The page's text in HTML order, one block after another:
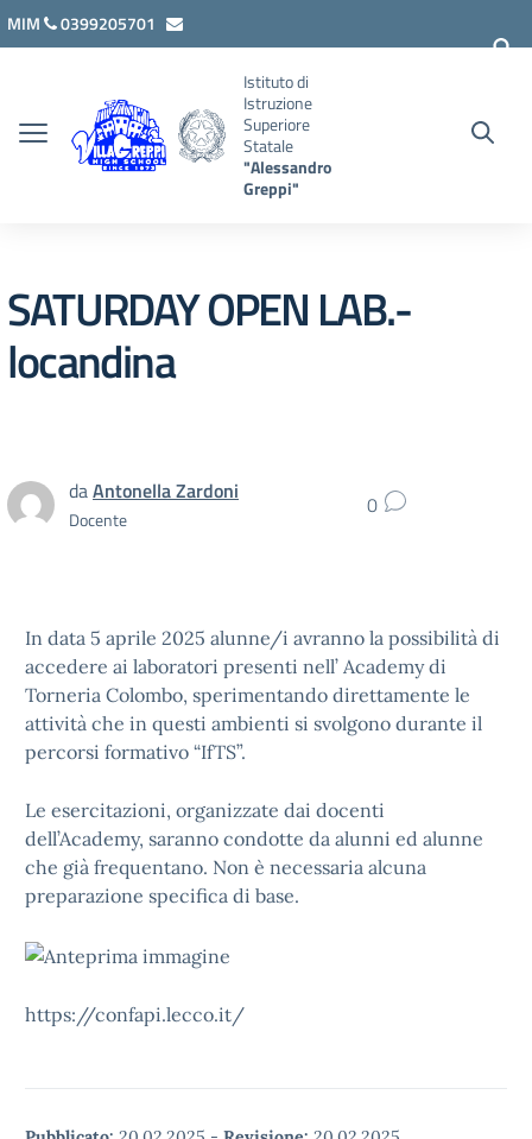
Vai ai contenuti
Vai al menu di navigazione
Vai al footer
MIM
0399205701
Istituto di
Istruzione
Superiore
Statale
"Alessandro
Greppi"
SATURDAY OPEN LAB.-
locandina
daAntonella Zardoni
Docente 0
In data 5 aprile 2025 alunne/i avranno la possibilità di
accedere ai laboratori presenti nell’ Academy di
Torneria Colombo, sperimentando direttamente le
attività che in questi ambienti si svolgono durante il
percorsi formativo “IfTS”.
Le esercitazioni, organizzate dai docenti
dell’Academy, saranno condotte da alunni ed alunne
che già frequentano. Non è necessaria alcuna
preparazione specifica di base.
https://confapi.lecco.it/